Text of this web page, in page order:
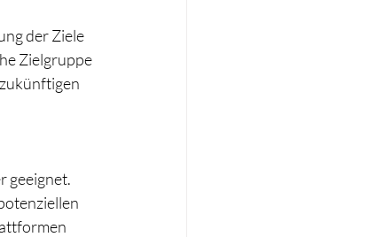
der Ziele
Zielgruppe
geeignet.